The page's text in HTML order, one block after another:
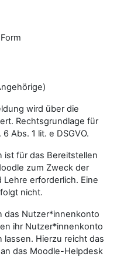
wird über die
Rechtsgrundlage für
Abs. 1 lit. e DSGVO.
ist für das Bereitstellen
zum Zweck der
erforderlich. Eine
nicht.
das Nutzer*innenkonto
ihr Nutzer*innenkonto
Hierzu reicht das
das Moodle-Helpdesk